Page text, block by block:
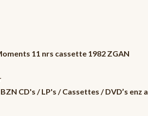
11 nrs cassette 1982 ZGAN
CD's / LP's / Cassettes / DVD’s enz